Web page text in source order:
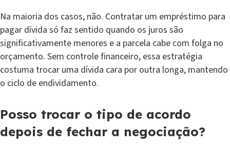
Na maioria dos casos, não. Contratar um empréstimo para
pagar dívida só faz sentido quando os juros são
significativamente menores e a parcela cabe com folga no
orçamento. Sem controle financeiro, essa estratégia
costuma trocar uma dívida cara por outra longa, mantendo
o ciclo de endividamento.
Posso trocar o tipo de acordo
depois de fechar a negociação?